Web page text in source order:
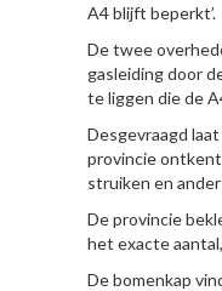
A4 blijft beperkt’.
De twee
gasleiding door
te liggen die de
Desgevraagd
provincie ontkent
struiken en ander
De provincie
het exacte
De bomenkap